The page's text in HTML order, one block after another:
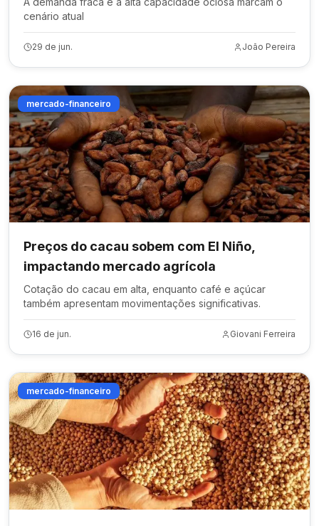
cenário atual
29 de jun. João Pereira
mercado-financeiro
Preços do cacau sobem com El Niño,
impactando mercado agrícola
Cotação do cacau em alta, enquanto café e açúcar
também apresentam movimentações significativas.
16 de jun. Giovani Ferreira
mercado-financeiro